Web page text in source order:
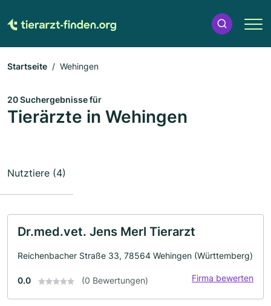
Startseite Wehingen
20 Suchergebnisse für
Tierärzte in Wehingen
Nutztiere (4)
Dr.med.vet. Jens Merl Tierarzt
Reichenbacher Straße 33, 78564 Wehingen (Württemberg)
0.0 (0 Bewertungen) Firma bewerten